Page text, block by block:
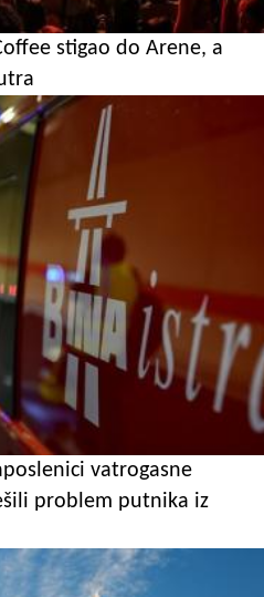
stigao do Arene, a
vatrogasne
problem putnika iz